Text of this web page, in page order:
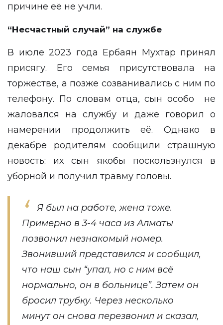
причине её не учли.
“Несчастный случай” на службе
В июле 2023 года Ербаян Мухтар принял
присягу. Его семья присутствовала на
торжестве, а позже созванивались с ним по
телефону. По словам отца, сын особо не
жаловался на службу и даже говорил о
намерении продолжить её. Однако в
декабре родителям сообщили страшную
новость: их сын якобы поскользнулся в
уборной и получил травму головы.
Я был на работе, жена тоже.
Примерно в 3-4 часа из Алматы
позвонил незнакомый номер.
Звонивший представился и сообщил,
что наш сын “упал, но с ним всё
нормально, он в больнице”. Затем он
бросил трубку. Через несколько
минут он снова перезвонил и сказал,